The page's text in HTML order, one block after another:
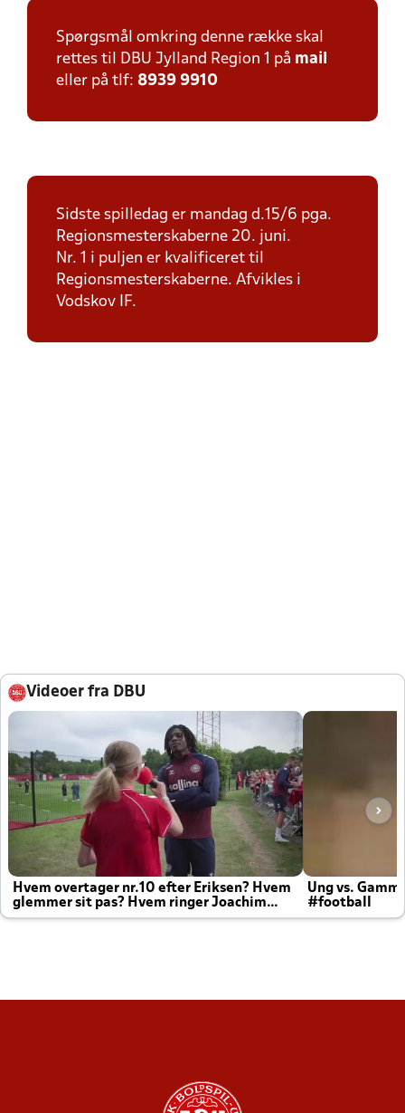
Spørgsmål omkring denne række skal
rettes til DBU Jylland Region 1 på mail
eller på tlf: 8939 9910
Sidste spilledag er mandag d.15/6 pga.
Regionsmesterskaberne 20. juni.
Nr. 1 i puljen er kvalificeret til
Regionsmesterskaberne. Afvikles i
Vodskov IF.
Videoer fra DBU
Hvem overtager nr.10 efter Eriksen? Hvem
glemmer sit pas? Hvem ringer Joachim
altid til efter kampe?
Ung vs.
#football